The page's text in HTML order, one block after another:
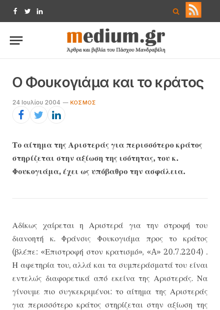
Facebook
TwitterLinkedIn
Ο Φουκογιάμα και το κράτος
24 Ιουλίου 2004 KΌΣΜΟΣ
Το αίτημα της Αριστεράς για περισσότερο κράτος
στηρίζεται στην αξίωση της ισότητας, του κ.
Φουκογιάμα, έχει ως υπόβαθρο την ασφάλεια.
Αδίκως χαίρεται η Αριστερά για την στροφή του
διανοητή κ. Φράνσις Φουκογιάμα προς το κράτος
(βλέπε: «Επιστροφή στον κρατισμό», «A» 20.7.2204) .
Η αφετηρία του, αλλά και τα συμπεράσματά του είναι
εντελώς διαφορετικά από εκείνα της Αριστεράς. Να
γίνουμε πιο συγκεκριμένοι: το αίτημα της Αριστεράς
για περισσότερο κράτος στηρίζεται στην αξίωση της